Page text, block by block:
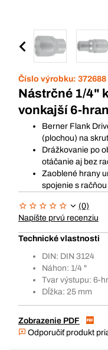
Číslo výrobku: 372688
Nástrčné 1/4"
vonkajší 6-
Berner Flank
(plochou) na
Drážkovanie po
otáčanie aj bez
Zaoblené hrany
spojenie s račňou
(0)
Napíšte prvú recenziu
Technické vlastnosti
DIN: DIN 3124
Náhon: 1/4 "
Tvar výstupu: 6-
Dĺžka: 25 mm
Zobrazenie PDF
Odporučiť produkt